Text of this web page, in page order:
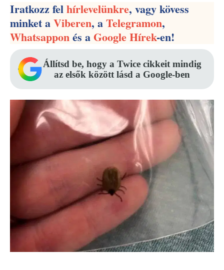
Iratkozz felhírlevelünkre, vagy kövess
minket aViberen, aTelegramon,
Whatsapponés aGoogle Hírek-en!
Állítsd be, hogy a Twice cikkeit mindig
az elsők között lásd a Google-ben